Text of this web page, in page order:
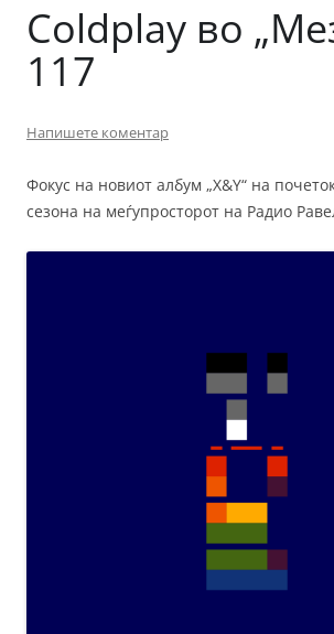
Coldplay во
117
Напишете коментар
Фокус на новиот албум „X&Y“ на
сезона на меѓупросторот на Радио